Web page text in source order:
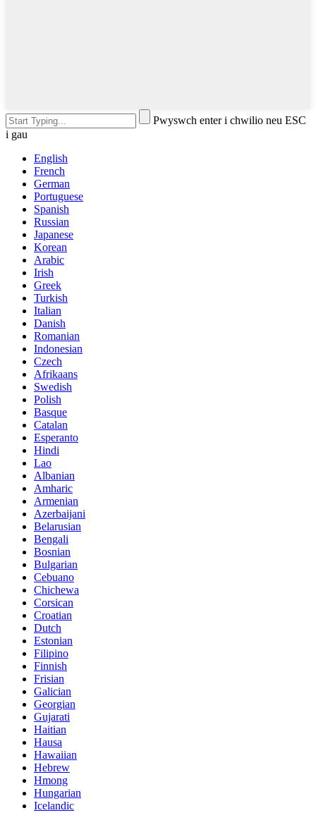
Pwyswch enter i chwilio neu ESC
i gau
English
French
German
Portuguese
Spanish
Russian
Japanese
Korean
Arabic
Irish
Greek
Turkish
Italian
Danish
Romanian
Indonesian
Czech
Afrikaans
Swedish
Polish
Basque
Catalan
Esperanto
Hindi
Lao
Albanian
Amharic
Armenian
Azerbaijani
Belarusian
Bengali
Bosnian
Bulgarian
Cebuano
Chichewa
Corsican
Croatian
Dutch
Estonian
Filipino
Finnish
Frisian
Galician
Georgian
Gujarati
Haitian
Hausa
Hawaiian
Hebrew
Hmong
Hungarian
Icelandic